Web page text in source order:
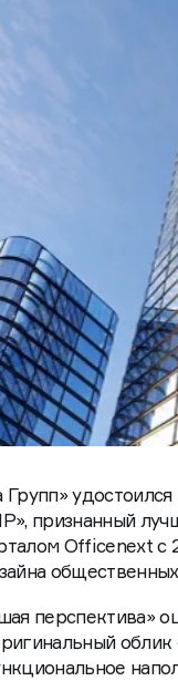
Групп»
признанный
Officenext с
перспектива»